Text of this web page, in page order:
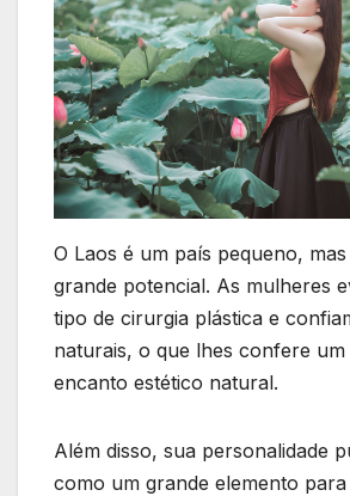
O Laos é um país pequeno,
grande potencial. As mulheres
tipo de cirurgia plástica e
naturais, o que lhes confere
encanto estético natural.
Além disso, sua personalidade
como um grande elemento